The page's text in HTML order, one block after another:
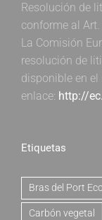
Resolución de
conforme al
La Comisión
resolución de
disponible en
enlace: http://
Etiquetas
Bras del Port Eco
Carbón vegetal